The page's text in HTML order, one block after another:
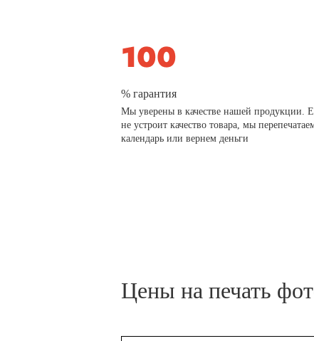
% гарантия
Мы уверены в качестве нашей продукции.
не устроит качество товара, мы
календарь или вернем деньги
Цены на печать